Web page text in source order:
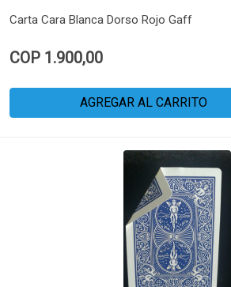
Carta Cara Blanca Dorso Rojo Gaff
COP 1.900,00
AGREGAR AL CARRITO